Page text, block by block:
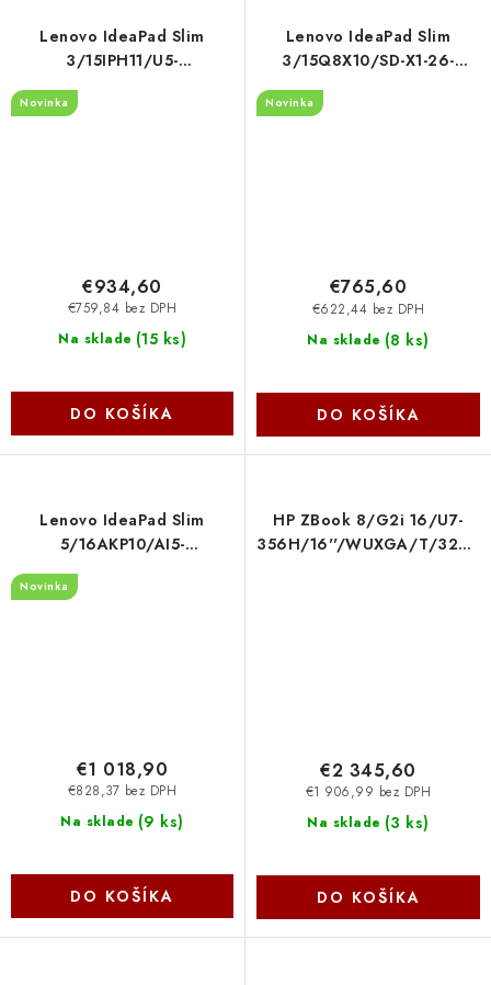
Lenovo IdeaPad Slim
3/15IPH11/U5-
322/15,3''/WUXGA/16GB/512GB/Intel
int/W11H/Gray/2R
Novinka
Na sklade (15 ks)
€759,84 bez DPH
€934,60
DO KOŠÍKA
Lenovo IdeaPad Slim
3/15Q8X10/SD-X1-26-
100/15,3''/WUXGA/8GB/
83N3008UCK
Novinka
Na sklade (8 ks)
€622,44 bez DPH
€765,60
DO KOŠÍKA
Lenovo IdeaPad Slim
5/16AKP10/AI5-
int/W11H/Gray/2R
Novinka
Na sklade (9 ks)
€828,37 bez DPH
€1 018,90
DO KOŠÍKA
HP ZBook 8/G2i 16/U7-
356H/16''/WUXGA/T/
Na sklade (3 ks)
€1 906,99 bez DPH
€2 345,60
DO KOŠÍKA